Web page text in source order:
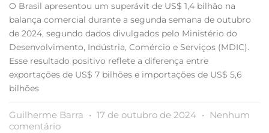
O Brasil apresentou um superávit de US$ 1,4 bilhão na
balança comercial durante a segunda semana de outubro
de 2024, segundo dados divulgados pelo Ministério do
Desenvolvimento, Indústria, Comércio e Serviços (MDIC).
Esse resultado positivo reflete a diferença entre
exportações de US$ 7 bilhões e importações de US$ 5,6
bilhões
Guilherme Barra 17 de outubro de 2024
Nenhum
comentário